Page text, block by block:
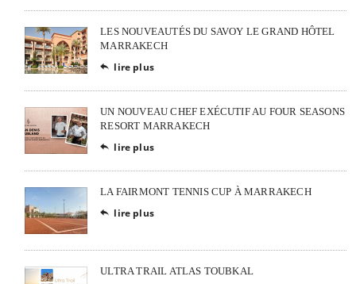
LES NOUVEAUTÉS DU SAVOY LE GRAND HÔTEL
MARRAKECH
 lire plus
UN NOUVEAU CHEF EXÉCUTIF AU FOUR SEASONS
RESORT MARRAKECH
 lire plus
LA FAIRMONT TENNIS CUP À MARRAKECH
 lire plus
ULTRA TRAIL ATLAS TOUBKAL